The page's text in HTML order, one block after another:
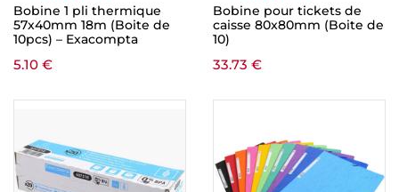
Bobine 1 pli thermique
57x40mm 18m (Boite de
10pcs) – Exacompta
5.10 €
Bobine pour tickets de
caisse 80x80mm (Boite de
10)
33.73 €